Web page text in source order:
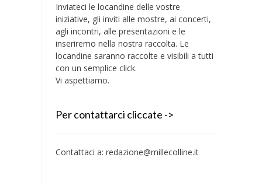
Inviateci le locandine delle vostre
iniziative, gli inviti alle mostre, ai concerti,
agli incontri, alle presentazioni e le
inseriremo nella nostra raccolta. Le
locandine saranno raccolte e visibili a tutti
con un semplice click.
Vi aspettiamo.
Per contattarci cliccate ->
Contattaci a: redazione@millecolline.it